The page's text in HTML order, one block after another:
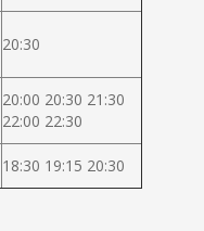
20:30
20:00 20:30 21:30
22:00 22:30
18:30 19:15 20:30